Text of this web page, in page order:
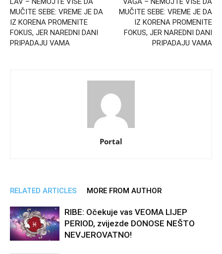
MUČITE SEBE: VREME JE DA
IZ KORENA PROMENITE
FOKUS, JER NAREDNI DANI
PRIPADAJU VAMA
MUČITE SEBE: VREME JE DA
IZ KORENA PROMENITE
FOKUS, JER NAREDNI DANI
PRIPADAJU VAMA
Portal
RELATED ARTICLES MORE FROM AUTHOR
RIBE: Očekuje vas VEOMA LIJEP
PERIOD, zvijezde DONOSE NEŠTO
NEVJEROVATNO!